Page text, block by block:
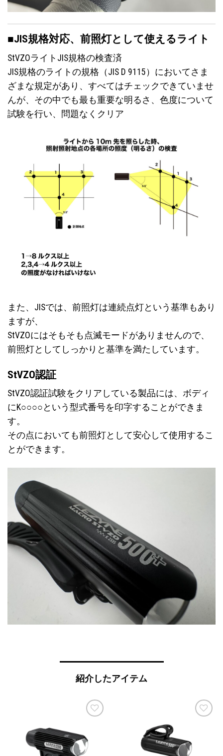
■JIS規格対応、前照灯として使えるライト
StVZOライトJIS規格の検査済
JIS規格のライトの規格（JIS D 9115）においてさま
ざまな規定があり、すべてはチェックできていませ
んが、その中でも最も重要な明るさ、色度について
試験を行い、問題なくクリア
また、JISでは、前照灯は連続点灯という基準もあり
ますが、
StVZOにはそもそも点滅モードがありませんので、
前照灯としてしっかりと基準を満たしています。
StVZO認証
StVZO認証試験をクリアしている製品には、ボディ
にK○○○○という型式番号を印字することができま
す。
その点においても前照灯として安心して使用するこ
とができます。
紹介したアイテム